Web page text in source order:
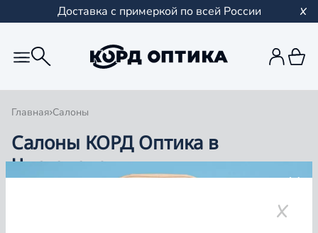
Доставка с примеркой по всей России
Главная Салоны
Салоны КОРД Оптика в
Чистополе
салонов в Казани и Республике Татарстан, Самаре,